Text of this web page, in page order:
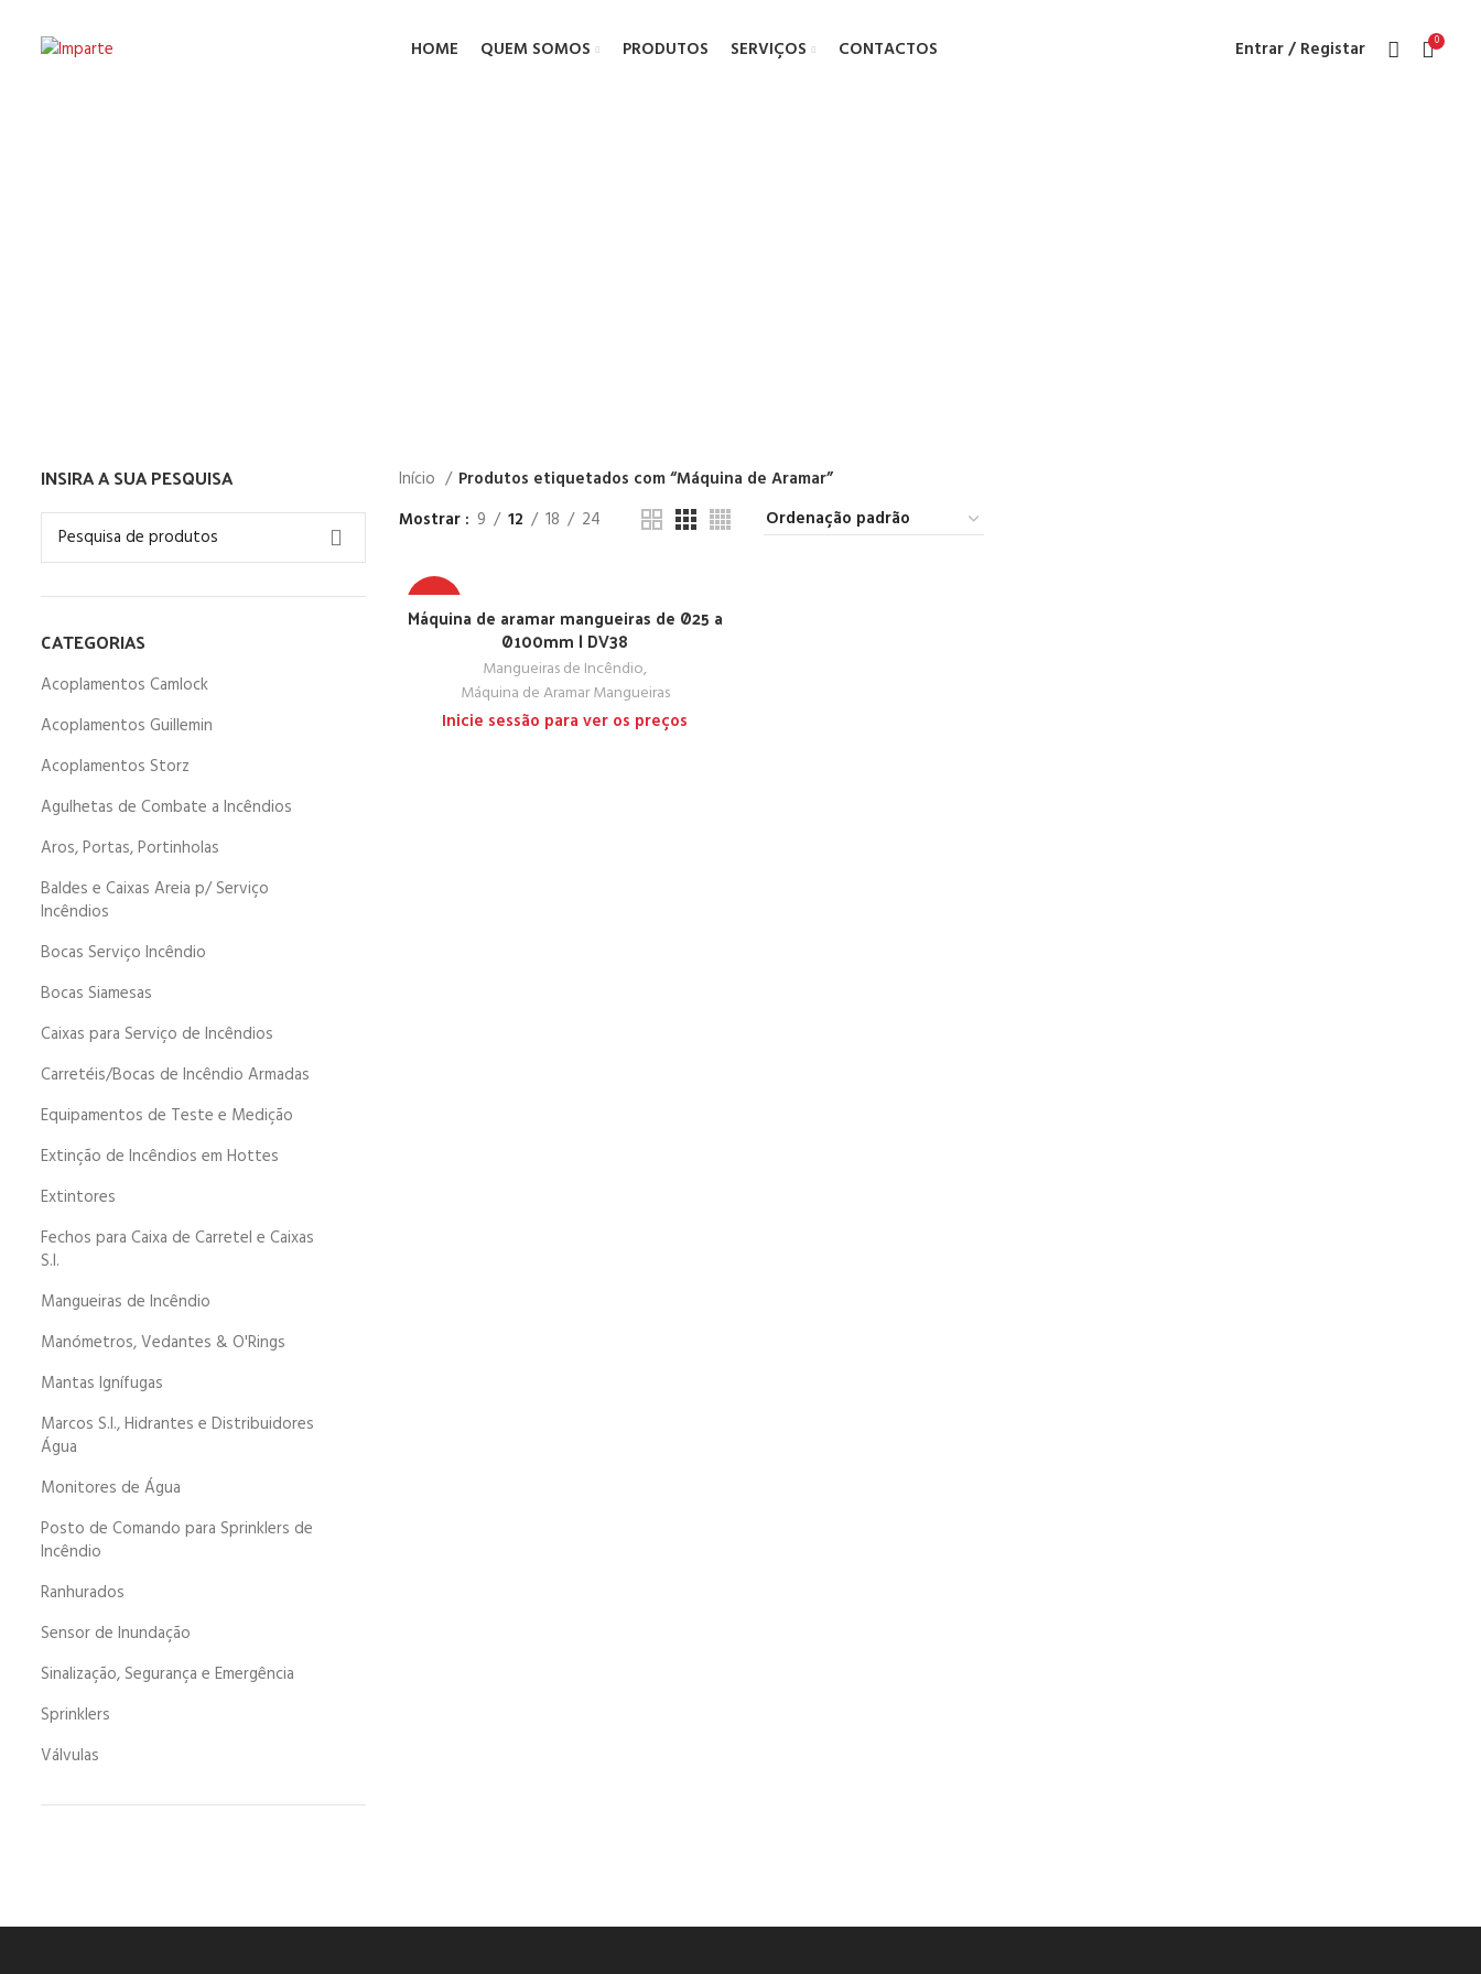
HOME QUEM SOMOS PRODUTOS SERVIÇOS CONTACTOS Entrar / Registar 0
INSIRA A SUA PESQUISA
CATEGORIAS
Acoplamentos Camlock
Acoplamentos Guillemin
Acoplamentos Storz
Agulhetas de Combate a Incêndios
Aros, Portas, Portinholas
Baldes e Caixas Areia p/ Serviço
Incêndios
Bocas Serviço Incêndio
Bocas Siamesas
Caixas para Serviço de Incêndios
Carretéis/Bocas de Incêndio Armadas
Equipamentos de Teste e Medição
Extinção de Incêndios em Hottes
Extintores
Fechos para Caixa de Carretel e Caixas
S.I.
Mangueiras de Incêndio
Manómetros, Vedantes & O'Rings
Mantas Ignífugas
Marcos S.I., Hidrantes e Distribuidores
Água
Monitores de Água
Posto de Comando para Sprinklers de
Incêndio
Ranhurados
Sensor de Inundação
Sinalização, Segurança e Emergência
Sprinklers
Válvulas
Início
Produtos etiquetados com “Máquina de Aramar”
Mostrar
9 12 18 24
TOP
Máquina de aramar mangueiras de Ø25 a
Ø100mm | DV38
Mangueiras de Incêndio,
Máquina de Aramar Mangueiras
Inicie sessão para ver os preços